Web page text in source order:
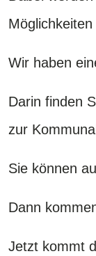
Wir haben
Darin finden
zur
Sie können
Dann
Jetzt kommt